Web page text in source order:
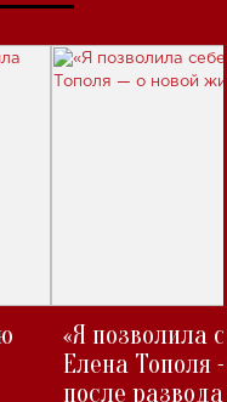
«Я позволила
Елена Тополя
после развода